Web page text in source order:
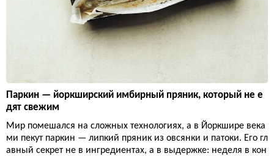
Паркин — йоркширский имбирный пряник, который не е
дят свежим
Мир помешался на сложных технологиях, а в Йоркшире века
ми пекут паркин — липкий пряник из овсянки и патоки. Его гл
авный секрет не в ингредиентах, а в выдержке: неделя в кон